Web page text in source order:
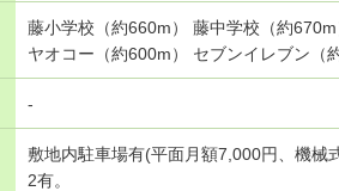
藤小学校（約660m） 藤中学校（約670m
ヤオコー（約600m） セブンイレブン（
-
敷地内駐車場有(平面月額7,000円、機
2有。